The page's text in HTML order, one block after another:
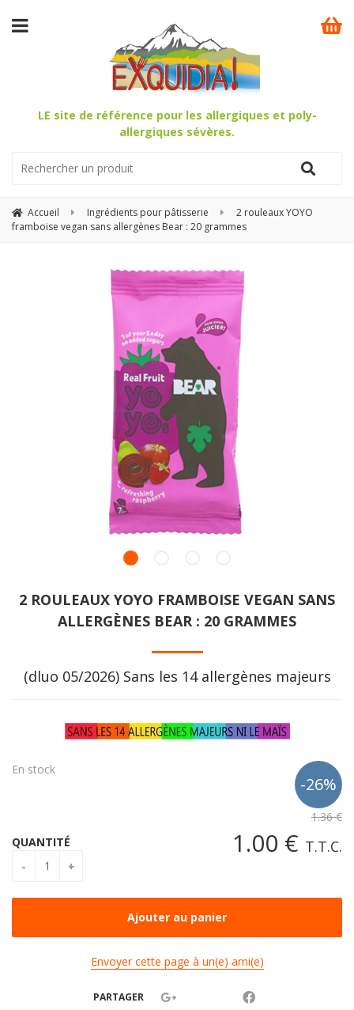
LE site de référence pour les allergiques et poly-
allergiques sévères.
Accueil Ingrédients pour pâtisserie
2 rouleaux YOYO
framboise vegan sans allergènes Bear : 20 grammes
2 ROULEAUX YOYO FRAMBOISE VEGAN SANS
ALLERGÈNES BEAR : 20 GRAMMES
(dluo 05/2026) Sans les 14 allergènes majeurs
1.36 €
1.00 € T.T.C.
En stock
QUANTITÉ
Envoyer cette page à un(e) ami(e)
PARTAGER